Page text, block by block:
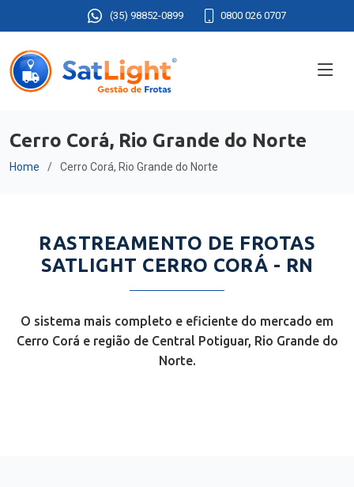
(35) 98852-0899 0800 026 0707
Cerro Corá, Rio Grande do Norte
Home Cerro Corá, Rio Grande do Norte
RASTREAMENTO DE FROTAS
SATLIGHT CERRO CORÁ - RN
O sistema mais completo e eficiente do mercado em
Cerro Corá e região de Central Potiguar, Rio Grande do
Norte.